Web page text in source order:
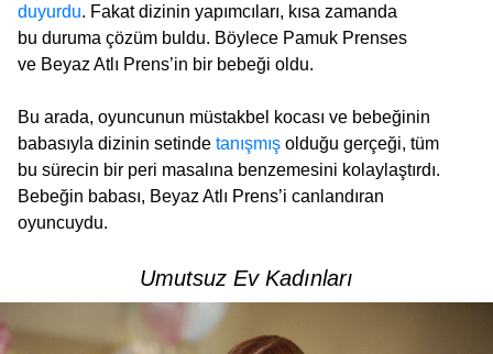
duyurdu. Fakat dizinin yapımcıları, kısa zamanda
bu duruma çözüm buldu. Böylece Pamuk Prenses
ve Beyaz Atlı Prens’in bir bebeği oldu.
Bu arada, oyuncunun müstakbel kocası ve bebeğinin
babasıyla dizinin setinde tanışmış olduğu gerçeği, tüm
bu sürecin bir peri masalına benzemesini kolaylaştırdı.
Bebeğin babası, Beyaz Atlı Prens’i canlandıran
oyuncuydu.
Umutsuz Ev Kadınları